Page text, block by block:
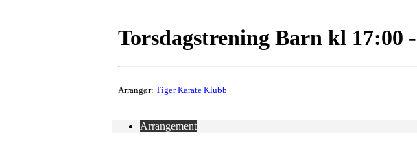
Torsdagstrening Barn kl 17:00
Arrangør: Tiger Karate Klubb
Arrangement